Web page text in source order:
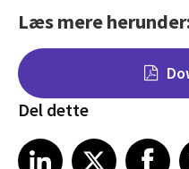
Læs mere
Del dette
Share on LinkedIn
LinkedIn
Share on X Share on